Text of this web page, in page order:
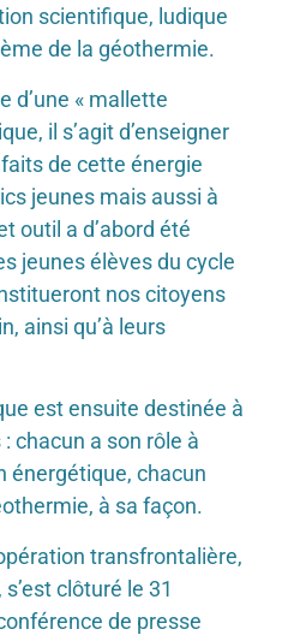
scientifique, ludique
de la géothermie.
d’une « mallette
il s’agit d’enseigner
de cette énergie
jeunes mais aussi à
outil a d’abord été
jeunes élèves du cycle
nos citoyens
ainsi qu’à leurs
est ensuite destinée à
chacun a son rôle à
énergétique, chacun
à sa façon.
transfrontalière,
clôturé le 31
de presse